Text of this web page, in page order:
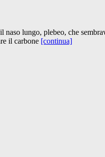
lungo, plebeo, che
il carbone [continua]